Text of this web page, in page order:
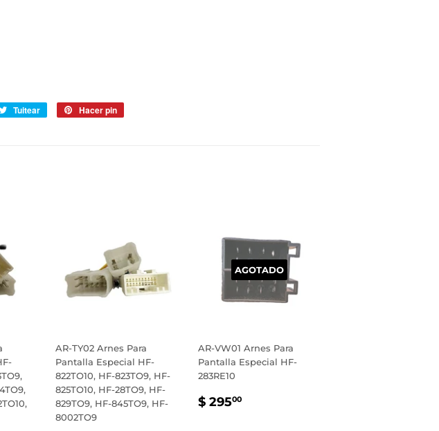
Tuitear
Tuitear Hacer pin
AR-TY02 Arnes Para
Pantalla Especial HF-
822TO10, HF-823TO9, HF-
825TO10, HF-28TO9, HF-
829TO9, HF-845TO9, HF-
8002TO9
AGOTADO
AR-VW01 Arnes Para
Pantalla Especial HF-
283RE10
PRECIO
$ 29500